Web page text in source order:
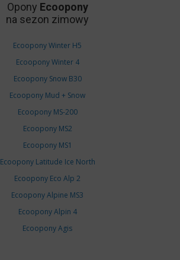
Opony Ecoopony
na sezon zimowy
Ecoopony Winter H5
Ecoopony Winter 4
Ecoopony Snow B30
Ecoopony Mud + Snow
Ecoopony MS-200
Ecoopony MS2
Ecoopony MS1
Ecoopony Latitude Ice North
Ecoopony Eco Alp 2
Ecoopony Alpine MS3
Ecoopony Alpin 4
Ecoopony Agis